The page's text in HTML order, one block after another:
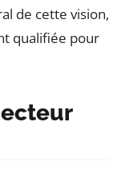
de cette vision,
qualifiée pour